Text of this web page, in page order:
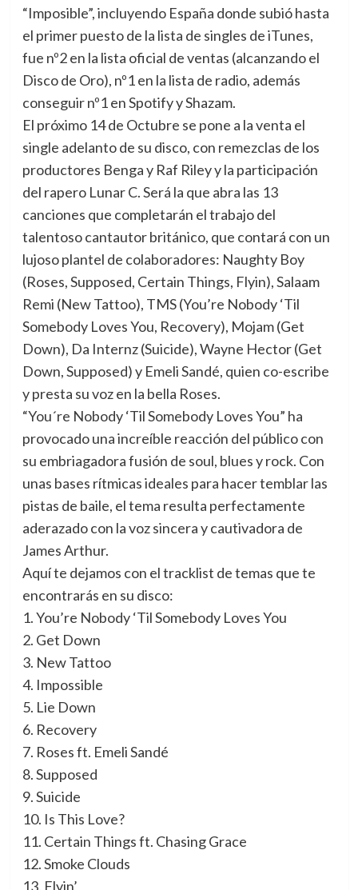
“Imposible”, incluyendo España donde subió hasta
el primer puesto de la lista de singles de iTunes,
fue nº2 en la lista oficial de ventas (alcanzando el
Disco de Oro), nº1 en la lista de radio, además
conseguir nº1 en Spotify y Shazam.
El próximo 14 de Octubre se pone a la venta el
single adelanto de su disco, con remezclas de los
productores Benga y Raf Riley y la participación
del rapero Lunar C. Será la que abra las 13
canciones que completarán el trabajo del
talentoso cantautor británico, que contará con un
lujoso plantel de colaboradores: Naughty Boy
(Roses, Supposed, Certain Things, Flyin), Salaam
Remi (New Tattoo), TMS (You’re Nobody ‘Til
Somebody Loves You, Recovery), Mojam (Get
Down), Da Internz (Suicide), Wayne Hector (Get
Down, Supposed) y Emeli Sandé, quien co-escribe
y presta su voz en la bella Roses.
“You´re Nobody ‘Til Somebody Loves You” ha
provocado una increíble reacción del público con
su embriagadora fusión de soul, blues y rock. Con
unas bases rítmicas ideales para hacer temblar las
pistas de baile, el tema resulta perfectamente
aderazado con la voz sincera y cautivadora de
James Arthur.
Aquí te dejamos con el tracklist de temas que te
encontrarás en su disco:
1. You’re Nobody ‘Til Somebody Loves You
2. Get Down
3. New Tattoo
4. Impossible
5. Lie Down
6. Recovery
7. Roses ft. Emeli Sandé
8. Supposed
9. Suicide
10. Is This Love?
11. Certain Things ft. Chasing Grace
12. Smoke Clouds
13. Flyin’